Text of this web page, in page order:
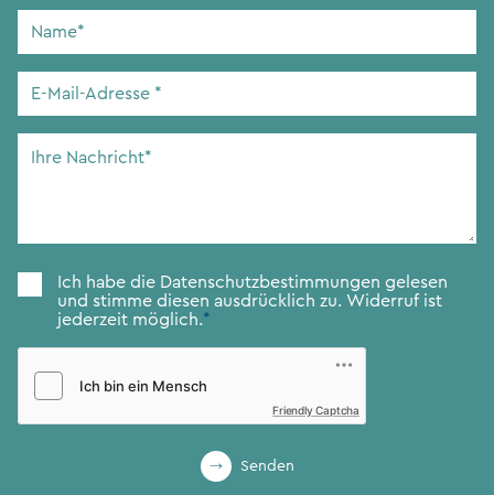
Name
E-
Adresse*
Zustimmung*
Ich habe die Datenschutzbestimmungen gelesen
und stimme diesen ausdrücklich zu. Widerruf ist
jederzeit möglich.*
Friendly Captcha
Senden